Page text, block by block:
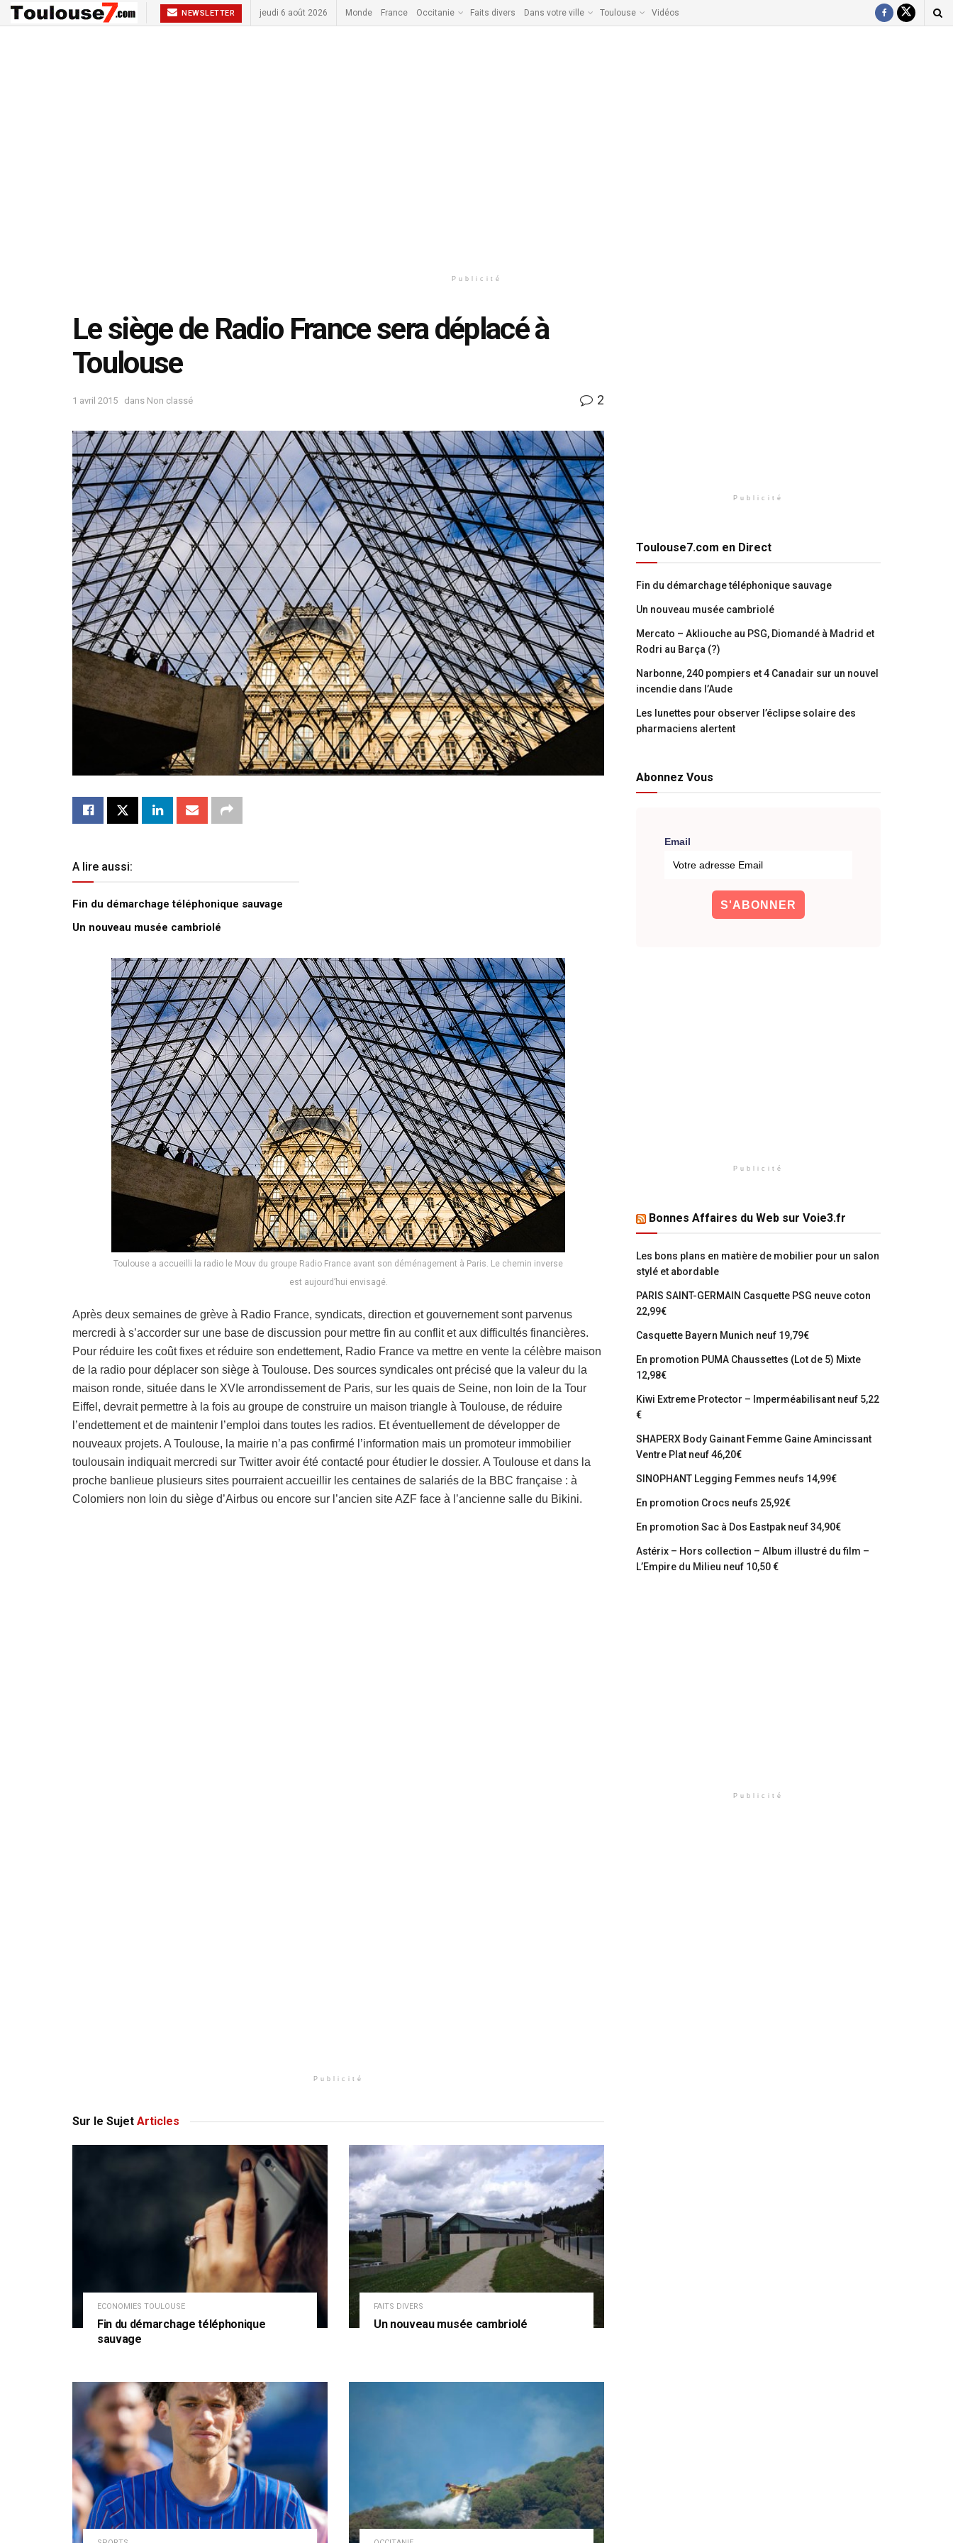
NEWSLETTER jeudi 6 août 2026 Monde France Occitanie Faits divers Dans votre ville Toulouse Vidéos
Publicité
Le siège de Radio France sera déplacé à
Toulouse
1 avril 2015 dans Non classé 2
A lire aussi:
Fin du démarchage téléphonique sauvage
Un nouveau musée cambriolé
Toulouse a accueilli la radio le Mouv du groupe Radio France avant son déménagement à Paris. Le chemin inverse
est aujourd’hui envisagé.
Après deux semaines de grève à Radio France, syndicats, direction et gouvernement sont parvenus
mercredi à s’accorder sur une base de discussion pour mettre fin au conflit et aux difficultés financières.
Pour réduire les coût fixes et réduire son endettement, Radio France va mettre en vente la célèbre maison
de la radio pour déplacer son siège à Toulouse. Des sources syndicales ont précisé que la valeur du la
maison ronde, située dans le XVIe arrondissement de Paris, sur les quais de Seine, non loin de la Tour
Eiffel, devrait permettre à la fois au groupe de construire un maison triangle à Toulouse, de réduire
l’endettement et de maintenir l’emploi dans toutes les radios. Et éventuellement de développer de
nouveaux projets. A Toulouse, la mairie n’a pas confirmé l’information mais un promoteur immobilier
toulousain indiquait mercredi sur Twitter avoir été contacté pour étudier le dossier. A Toulouse et dans la
proche banlieue plusieurs sites pourraient accueillir les centaines de salariés de la BBC française : à
Colomiers non loin du siège d’Airbus ou encore sur l’ancien site AZF face à l’ancienne salle du Bikini.
Publicité
Sur le Sujet Articles
ECONOMIES TOULOUSE
Fin du démarchage téléphonique
sauvage
FAITS DIVERS
Un nouveau musée cambriolé
Publicité
Toulouse7.com en Direct
Fin du démarchage téléphonique sauvage
Un nouveau musée cambriolé
Mercato – Akliouche au PSG, Diomandé à Madrid et
Rodri au Barça (?)
Narbonne, 240 pompiers et 4 Canadair sur un nouvel
incendie dans l’Aude
Les lunettes pour observer l’éclipse solaire des
pharmaciens alertent
Abonnez Vous
Email
Publicité
Bonnes Affaires du Web sur Voie3.fr
Les bons plans en matière de mobilier pour un salon
stylé et abordable
PARIS SAINT-GERMAIN Casquette PSG neuve coton
22,99€
Casquette Bayern Munich neuf 19,79€
En promotion PUMA Chaussettes (Lot de 5) Mixte
12,98€
Kiwi Extreme Protector – Imperméabilisant neuf 5,22
€
SHAPERX Body Gainant Femme Gaine Amincissant
Ventre Plat neuf 46,20€
SINOPHANT Legging Femmes neufs 14,99€
En promotion Crocs neufs 25,92€
En promotion Sac à Dos Eastpak neuf 34,90€
Astérix – Hors collection – Album illustré du film –
L’Empire du Milieu neuf 10,50 €
Publicité